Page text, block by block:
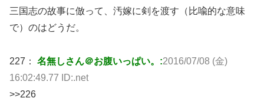
三国志の故事に倣って、汚嫁に剣を渡す（比喩的な意味
で）のはどうだ。
227： 名無しさん＠お腹いっぱい。:2016/07/08 (金)
16:02:49.77 ID:.net
>>226